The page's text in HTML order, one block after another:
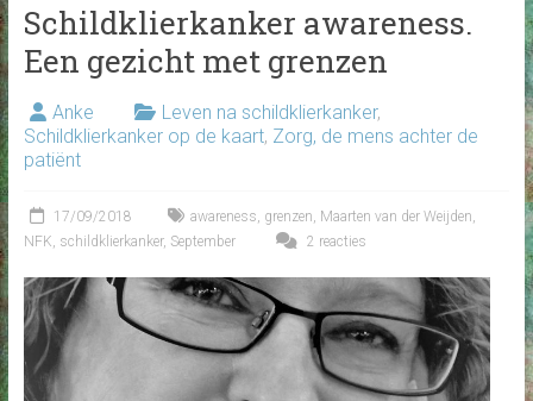
Schildklierkanker awareness.
Een gezicht met grenzen
Anke Leven na schildklierkanker,
Schildklierkanker op de kaart, Zorg, de mens achter de
patiënt
17/09/2018 awareness grenzen Maarten van der Weijden
NFK schildklierkanker, September 2 reacties